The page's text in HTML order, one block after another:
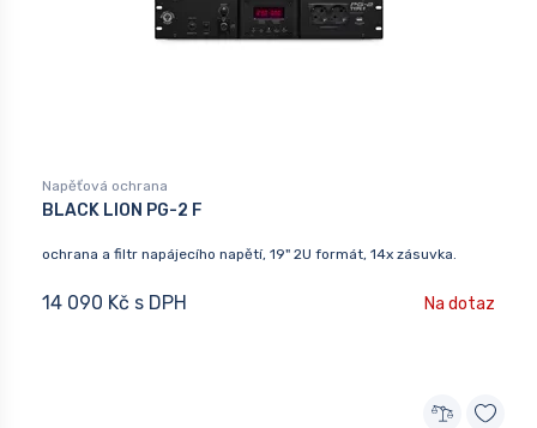
Napěťová ochrana
BLACK LION PG-2 F
ochrana a filtr napájecího napětí, 19" 2U formát, 14x zásuvka.
14 090 Kč s DPH Na dotaz